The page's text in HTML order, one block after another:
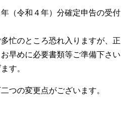
（令和４年）分確定申告の受付
忙のところ恐れ入りますが、正
早めに必要書類等ご準備下さい
す。
つの変更点がございます。